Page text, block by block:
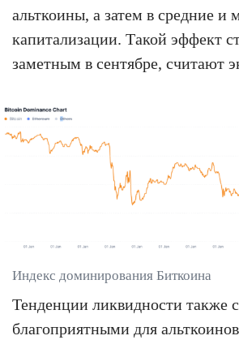
альткоины, а затем в средние и
капитализации. Такой эффект
заметным в сентябре, считают
Индекс доминирования Биткоина
Тенденции ликвидности также
благоприятными для